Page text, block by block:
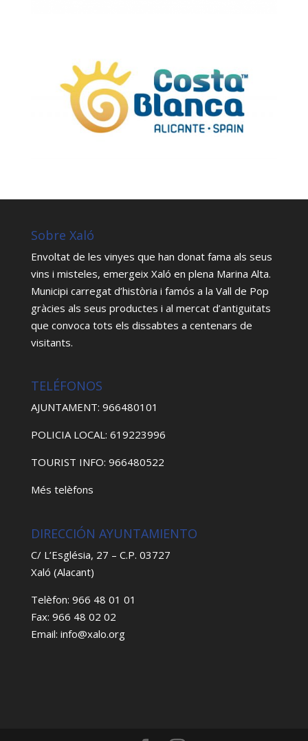
Sobre Xaló
Envoltat de les vinyes que han donat fama als seus
vins i misteles, emergeix Xaló en plena Marina Alta.
Municipi carregat d’història i famós a la Vall de Pop
gràcies als seus productes i al mercat d’antiguitats
que convoca tots els dissabtes a centenars de
visitants.
TELÉFONOS
AJUNTAMENT: 966480101
POLICIA LOCAL: 619223996
TOURIST INFO: 966480522
Més telèfons
DIRECCIÓN AYUNTAMIENTO
C/ L’Església, 27 – C.P. 03727
Xaló (Alacant)
Telèfon: 966 48 01 01
Fax: 966 48 02 02
Email: info@xalo.org